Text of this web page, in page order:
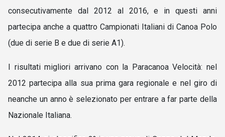
consecutivamente dal 2012 al 2016, e in questi anni
partecipa anche a quattro Campionati Italiani di Canoa Polo
(due di serie B e due di serie A1).
I risultati migliori arrivano con la Paracanoa Velocità: nel
2012 partecipa alla sua prima gara regionale e nel giro di
neanche un anno è selezionato per entrare a far parte della
Nazionale Italiana.